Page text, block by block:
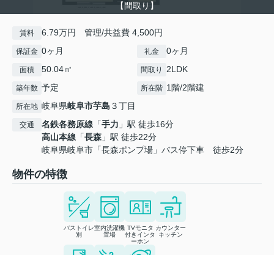
【間取り】
賃料 6.79万円 管理/共益費 4,500円
保証金 0ヶ月 礼金 0ヶ月
面積 50.04㎡ 間取り 2LDK
築年数 予定 所在階 1階/2階建
所在地 岐阜県岐阜市芋島 ３丁目
交通 名鉄各務原線 「手力 」駅 徒歩16分
高山本線 「長森 」駅 徒歩22分
岐阜県岐阜市「長森ポンプ場」バス停下車 徒歩2分
物件の特徴
バストイレ
別
室内洗濯機
置場
TVモニタ
付きインタ
ーホン
カウンター
キッチン